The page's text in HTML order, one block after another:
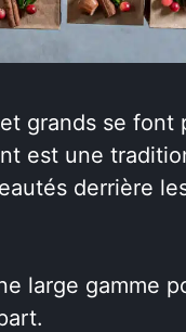
grands se font
est une
derrière
large gamme